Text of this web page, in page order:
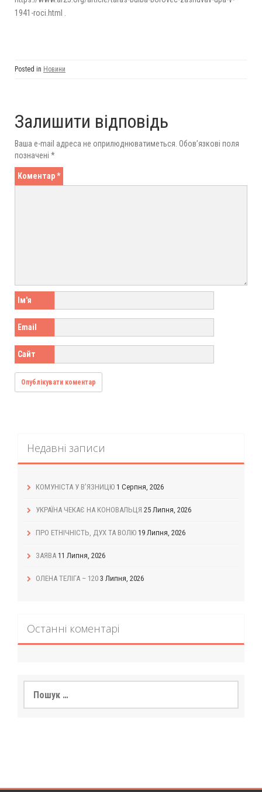
1941-roci.html .
Posted in Новини
Залишити відповідь
Ваша e-mail адреса не оприлюднюватиметься. Обов’язкові поля
позначені *
Коментар*
Ім'я
Email
Сайт
Недавні записи
КОМУНІСТА У В’ЯЗНИЦЮ 1 Серпня, 2026
УКРАЇНА ЧЕКАЄ НА КОНОВАЛЬЦЯ 25 Липня, 2026
ПРО ЕТНІЧНІСТЬ, ДУХ ТА ВОЛЮ 19 Липня, 2026
ЗАЯВА 11 Липня, 2026
ОЛЕНА ТЕЛІГА – 120 3 Липня, 2026
Останні коментарі